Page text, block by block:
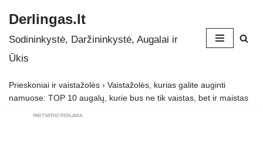
Skip
to
Derlingas.lt
Sodininkystė, Daržininkystė, Augalai ir
Ūkis
Prieskoniai ir vaistažolės › Vaistažolės, kurias galite auginti
namuose: TOP 10 augalų, kurie bus ne tik vaistas, bet ir maistas
PARTNERIO REKLAMA